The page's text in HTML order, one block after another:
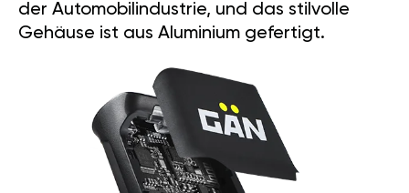
der Automobilindustrie, und das stilvolle
Gehäuse ist aus Aluminium gefertigt.